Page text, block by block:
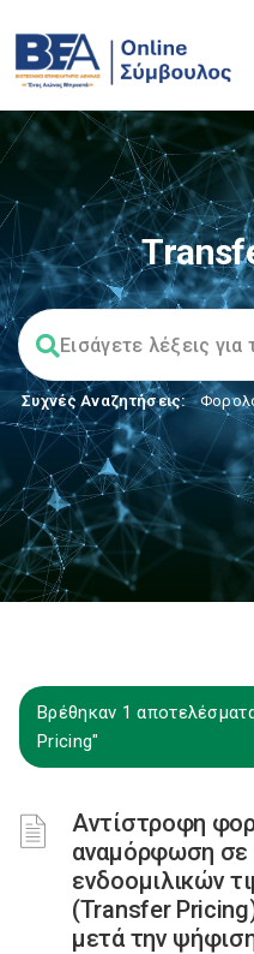
Συχνές Αναζητήσεις:
Βρέθηκαν 1
Pricing"
Αντίστροφη
αναμόρφωση σε
ενδοομιλικών
(Transfer
μετά την